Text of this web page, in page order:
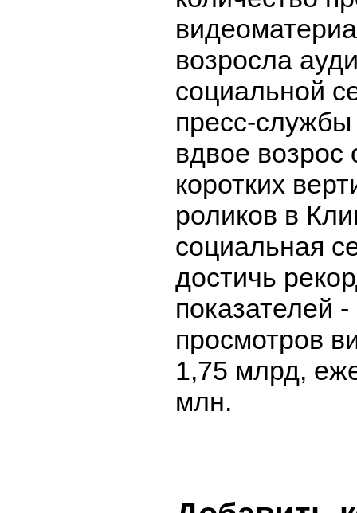
возросла
социальной
пресс-
вдвое возрос
коротких
роликов в
социальная
достичь
показателей
просмотров
1,75 млрд,
млн.